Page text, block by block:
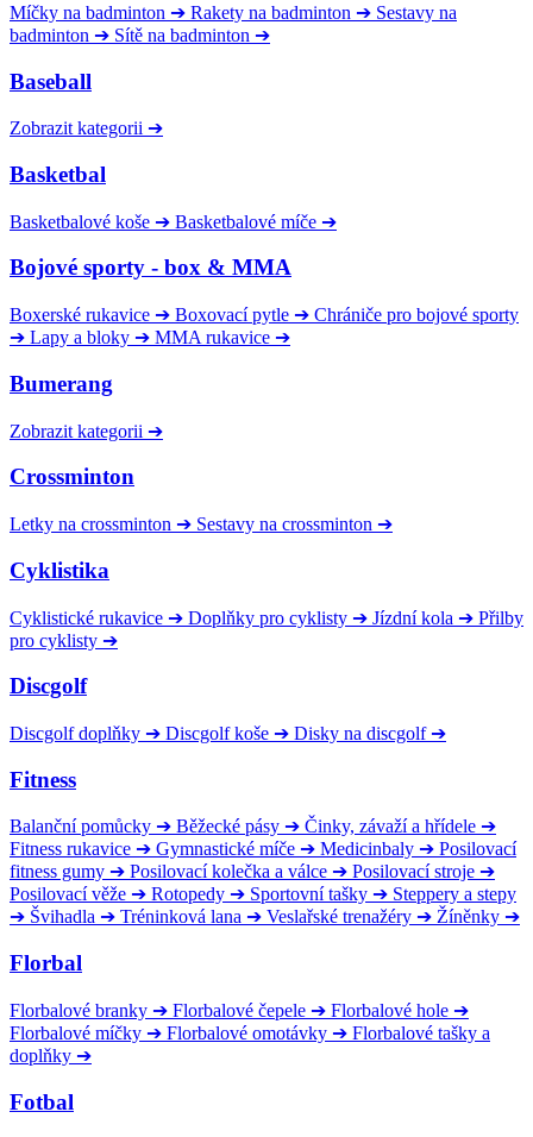
Míčky na badminton ➔ Rakety na badminton ➔ Sestavy na
badminton ➔ Sítě na badminton ➔
Baseball
Zobrazit kategorii ➔
Basketbal
Basketbalové koše ➔ Basketbalové míče ➔
Bojové sporty - box & MMA
Boxerské rukavice ➔ Boxovací pytle ➔ Chrániče pro bojové sporty
➔ Lapy a bloky ➔ MMA rukavice ➔
Bumerang
Zobrazit kategorii ➔
Crossminton
Letky na crossminton ➔ Sestavy na crossminton ➔
Cyklistika
Cyklistické rukavice ➔ Doplňky pro cyklisty ➔ Jízdní kola ➔ Přilby
pro cyklisty ➔
Discgolf
Discgolf doplňky ➔ Discgolf koše ➔ Disky na discgolf ➔
Fitness
Balanční pomůcky ➔ Běžecké pásy ➔ Činky, závaží a hřídele ➔
Fitness rukavice ➔ Gymnastické míče ➔ Medicinbaly ➔ Posilovací
fitness gumy ➔ Posilovací kolečka a válce ➔ Posilovací stroje ➔
Posilovací věže ➔ Rotopedy ➔ Sportovní tašky ➔ Steppery a stepy
➔ Švihadla ➔ Tréninková lana ➔ Veslařské trenažéry ➔ Žíněnky ➔
Florbal
Florbalové branky ➔ Florbalové čepele ➔ Florbalové hole ➔
Florbalové míčky ➔ Florbalové omotávky ➔ Florbalové tašky a
doplňky ➔
Fotbal